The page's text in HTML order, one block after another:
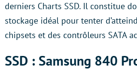
derniers Charts SSD. Il constitue
stockage idéal pour tenter
chipsets et des contrôleurs SATA
SSD : Samsung 840